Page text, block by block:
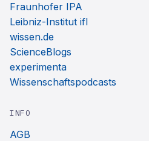
Fraunhofer IPA
Leibniz-Institut ifl
wissen.de
ScienceBlogs
experimenta
Wissenschaftspodcasts
INFO
AGB